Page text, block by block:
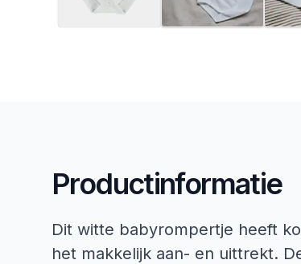
Productinformatie
Dit witte babyrompertje heeft
het makkelijk aan- en uittrekt.